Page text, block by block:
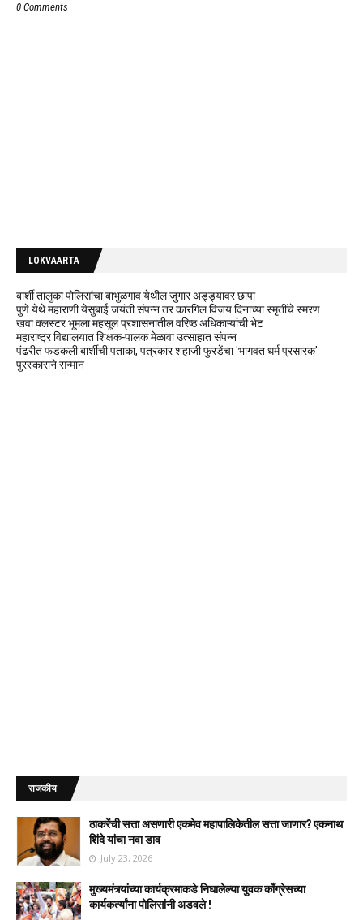
0 Comments
LOKVAARTA
बार्शी तालुका पोलिसांचा बाभुळगाव येथील जुगार अड्ड्यावर छापा
पुणे येथे महाराणी येसुबाई जयंती संपन्न तर कारगिल विजय दिनाच्या स्मृतींचे स्मरण
खवा क्लस्टर भूमला महसूल प्रशासनातील वरिष्ठ अधिकाऱ्यांची भेट
महाराष्ट्र विद्यालयात शिक्षक-पालक मेळावा उत्साहात संपन्न
पंढरीत फडकली बार्शीची पताका, पत्रकार शहाजी फुरडेंचा 'भागवत धर्म प्रसारक'
पुरस्काराने सन्मान
राजकीय
ठाकरेंची सत्ता असणारी एकमेव महापालिकेतील सत्ता जाणार? एकनाथ
शिंदे यांचा नवा डाव
July 23, 2026
मुख्यमंत्र्यांच्या कार्यक्रमाकडे निघालेल्या युवक काँग्रेसच्या
कार्यकर्त्यांना पोलिसांनी अडवले !